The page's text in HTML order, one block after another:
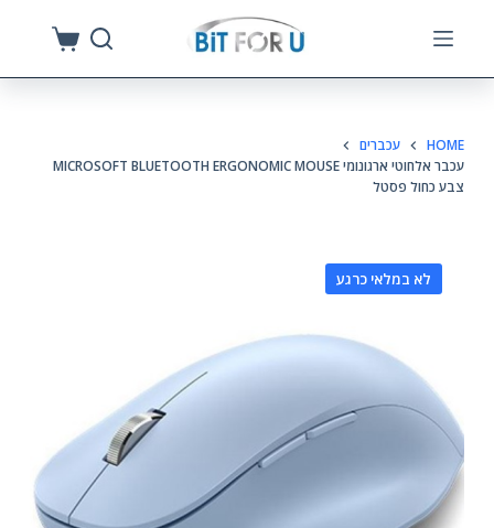
HOME
עכברים
עכבר אלחוטי ארגונומי MICROSOFT BLUETOOTH ERGONOMIC MOUSE
צבע כחול פסטל
לא במלאי כרגע